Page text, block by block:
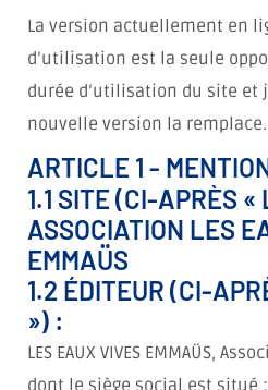
La version actuellement en
d’utilisation est la seule
durée d’utilisation du site et
nouvelle version la remplace.
ARTICLE 1 -
1.1 SITE (CI-APRÈS «
ASSOCIATION LES
EMMAÜS
1.2 ÉDITEUR (CI-
») :
LES EAUX VIVES EMMAÜS,